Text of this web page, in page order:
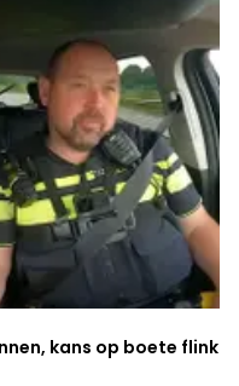
kans op boete flink